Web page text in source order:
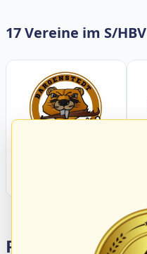
17 Vereine im S/HBV
Portalbereiche